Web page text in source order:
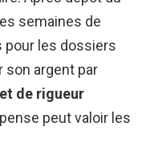
semaines de
pour les dossiers
son argent par
de rigueur
peut valoir les